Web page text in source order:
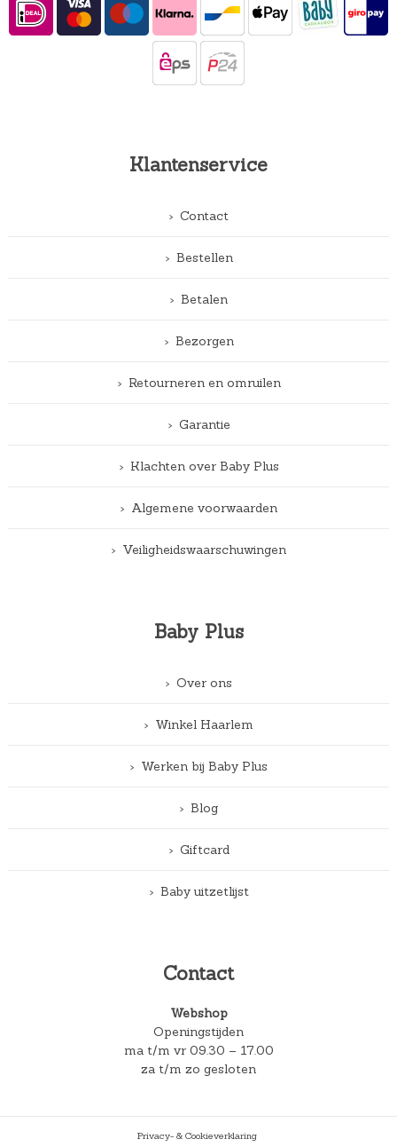
Klantenservice
Contact
Bestellen
Betalen
Bezorgen
Retourneren en omruilen
Garantie
Klachten over Baby Plus
Algemene voorwaarden
Veiligheidswaarschuwingen
Baby Plus
Over ons
Winkel Haarlem
Werken bij Baby Plus
Blog
Giftcard
Baby uitzetlijst
Contact
Webshop
Openingstijden
ma t/m vr 09.30 – 17.00
za t/m zo gesloten
Privacy- & Cookieverklaring